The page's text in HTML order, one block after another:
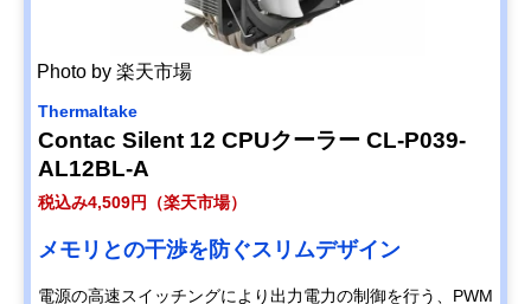
Photo by 楽天市場
Thermaltake
Contac Silent 12 CPUクーラー CL-P039-
AL12BL-A
税込み4,509円（楽天市場）
メモリとの干渉を防ぐスリムデザイン
電源の高速スイッチングにより出力電力の制御を行う、PWM